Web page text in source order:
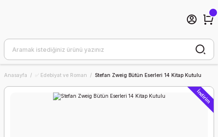
Anasayfa ✅ Edebiyat ve Roman Stefan Zweig Bütün Eserleri 14 Kitap Kutulu
İndirim